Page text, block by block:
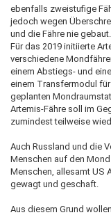
ebenfalls zweistufige
jedoch wegen
und die Fähre nie gebaut.
Für das 2019 initiierte
verschiedene
einem Abstiegs- und
einem Transfermodul
geplanten
Artemis-Fähre soll im
zumindest teilweise
Auch Russland und die
Menschen auf den
Menschen, allesamt US
gewagt und geschaft.
Aus diesem Grund